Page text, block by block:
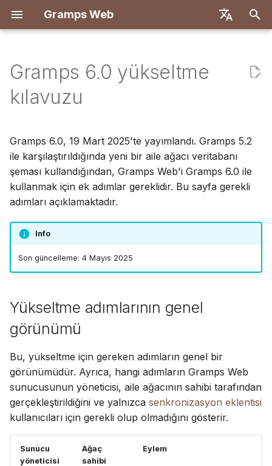
Gramps Web
Deutsch
Tiếng Việt
Türkçe
Português
Italiano
m
a
ş
l
o
r
Özellikler
Docker ile Dağıt
DigitalOcean
TrueNAS
Yükseltme adımlarının
genel görünümü
görünümü
Detaylı adımlar
Aile ağacınızı yedekleyin
Ağacın veritabanı
şemasını güncelleyin
Gramps Desktop'u
Senkronizasyon
Giriş
Veri içe aktar
Veri dışa aktar
Kullanıcıları yönet
Yönetim ayarları
Gramps ile senkronize et
Giriş Kayıt
Ağacınızı keşfedin
Arama
Zaman Çizelgesi
Harita
Veri düzenle
Medya dosyaları ekle
Blog kullan
Görevleri yönet
Ağaçta düzenle
DNA
Genel Bakış
Kromozom tarayıcısı
Y-DNA
Araştırma araçları
Raporlar
Geçmiş
Revizyon geçmişi
Gelişmiş
GQL filtreleri
Harici arama
Kullanıcı ayarları
Bildirimler
Genel Bakış Giriş
API spesifikasyonu
Manuel sorgular
Frontend
Giriş
Mimari
Çeviri
Gramps 6.0 yükseltme
kılavuzu
Gramps 6.0, 19 Mart 2025'te yayımlandı. Gramps 5.2
ile karşılaştırıldığında yeni bir aile ağacı veritabanı
şeması kullandığından, Gramps Web'i Gramps 6.0 ile
kullanmak için ek adımlar gereklidir. Bu sayfa gerekli
adımları açıklamaktadır.
Info
Son güncelleme: 4 Mayıs 2025
Yükseltme adımlarının genel
görünümü
Bu, yükseltme için gereken adımların genel bir
görünümüdür. Ayrıca, hangi adımların Gramps Web
sunucusunun yöneticisi, aile ağacının sahibi tarafından
gerçekleştirildiğini ve yalnızca senkronizasyon eklentisi
kullanıcıları için gerekli olup olmadığını gösterir.
Sunucu
yöneticisi
Ağaç
sahibi
Eylem